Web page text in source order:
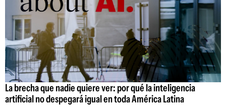
La brecha que nadie quiere ver: por qué la inteligencia
artificial no despegará igual en toda América Latina